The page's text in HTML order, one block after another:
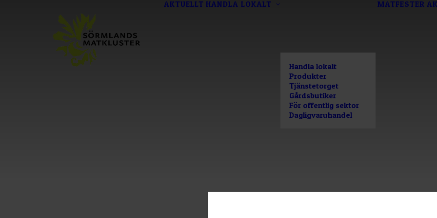
AKTUELLT HANDLA LOKALT
Handla lokalt
Produkter
Tjänstetorget
Gårdsbutiker
För offentlig sektor
Dagligvaruhandel
MATFESTER